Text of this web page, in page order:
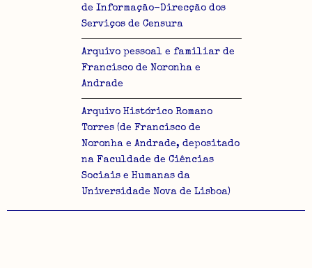
Combinação teórico-empírica
.csv para importação em programas de folha de cálculo
de Informação-Direcção dos
Serviços de Censura
Arquivo pessoal e familiar de
Francisco de Noronha e
Andrade
Arquivo Histórico Romano
Torres (de Francisco de
Noronha e Andrade, depositado
na Faculdade de Ciências
Sociais e Humanas da
Universidade Nova de Lisboa)